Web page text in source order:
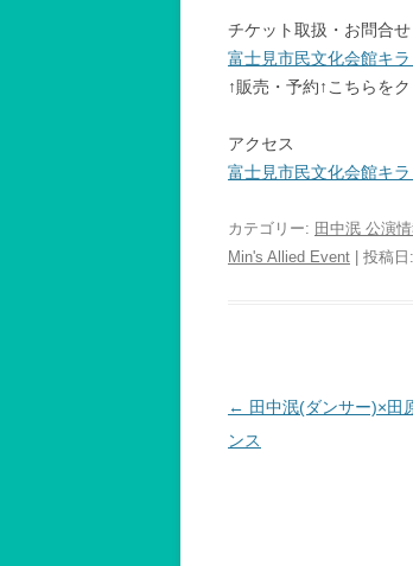
チケット取扱・お問合
富士見市民文化会館キ
↑販売・予約↑こちらを
アクセス
富士見市民文化会館キ
カテゴリー: 田中泯
Min's Allied Event | 投稿日:
投
稿
← 田中泯(ダンサー)×田
ンス